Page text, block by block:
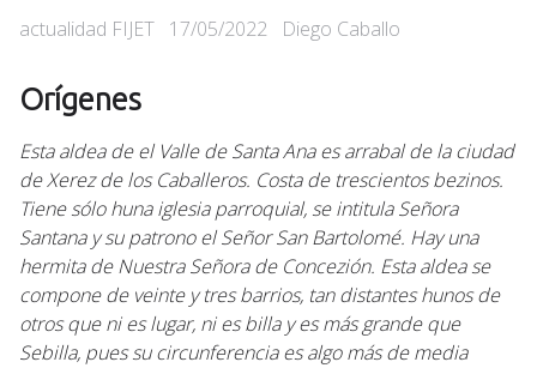
Categories
actualidad FIJET Posted
17/05/2022 Diego Caballo
Orígenes
Esta aldea de el Valle de Santa Ana es arrabal de la ciudad
de Xerez de los Caballeros. Costa de trescientos bezinos.
Tiene sólo huna iglesia parroquial, se intitula Señora
Santana y su patrono el Señor San Bartolomé. Hay una
hermita de Nuestra Señora de Concezión. Esta aldea se
compone de veinte y tres barrios, tan distantes hunos de
otros que ni es lugar, ni es billa y es más grande que
Sebilla, pues su circunferencia es algo más de media